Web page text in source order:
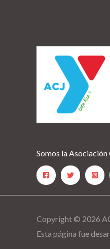
Somos la
Copyright © 2026
Esta página fue